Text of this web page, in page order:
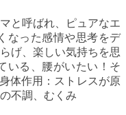
と呼ばれ、ピュアなエ
なった感情や思考をデ
げ、楽しい気持ちを思
いる、腰がいたい！そ
体作用：ストレスが原
の不調、むくみ